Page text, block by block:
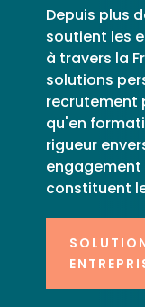
Depuis plus
soutient les
à travers la
solutions
recrutement
qu'en
rigueur
engagement
constituent